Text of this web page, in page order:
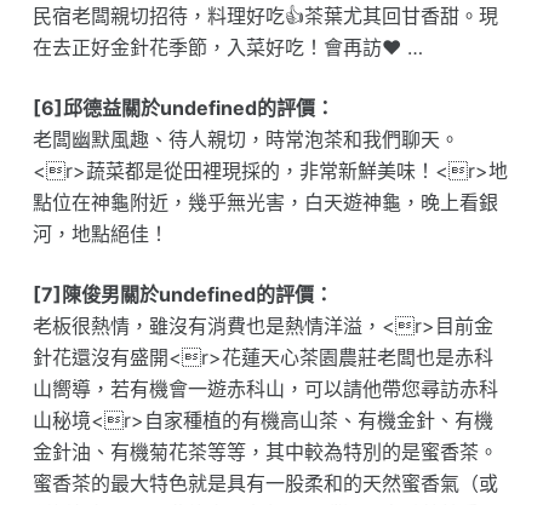
民宿老闆親切招待，料理好吃👍茶葉尤其回甘香甜。現
在去正好金針花季節，入菜好吃！會再訪❤️ …
[6]邱德益關於undefined的評價：
老闆幽默風趣、待人親切，時常泡茶和我們聊天。
<r>蔬菜都是從田裡現採的，非常新鮮美味！<r>地
點位在神龜附近，幾乎無光害，白天遊神龜，晚上看銀
河，地點絕佳！
[7]陳俊男關於undefined的評價：
老板很熱情，雖沒有消費也是熱情洋溢，<r>目前金
針花還沒有盛開<r>花蓮天心茶園農莊老闆也是赤科
山嚮導，若有機會一遊赤科山，可以請他帶您尋訪赤科
山秘境<r>自家種植的有機高山茶、有機金針、有機
金針油、有機菊花茶等等，其中較為特別的是蜜香茶。
蜜香茶的最大特色就是具有一股柔和的天然蜜香氣（或